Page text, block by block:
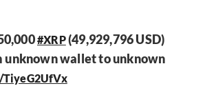
#XRP(49,929,796 USD)
wallet to unknown
TiyeG2UfVx